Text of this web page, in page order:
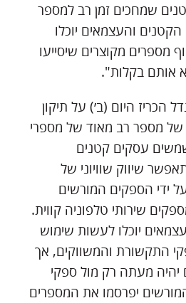
שמחכים זמן רב למספר
והעצמאים יוכלו
מספרים מקוצרים שיסייעו
אותם בקלות".
הכריז היום (ב׳) על תיקון
של מספר רב מאוד של מספרי
עסקים קטנים
שיווק שוויוני של
ידי הספקים המורשים
שירותי טלפוניה קווית.
יוכלו לעשות שימוש
התקשורת והמשווקים, אך
מעתה רק מול ספקי
יפרסמו את המספרים